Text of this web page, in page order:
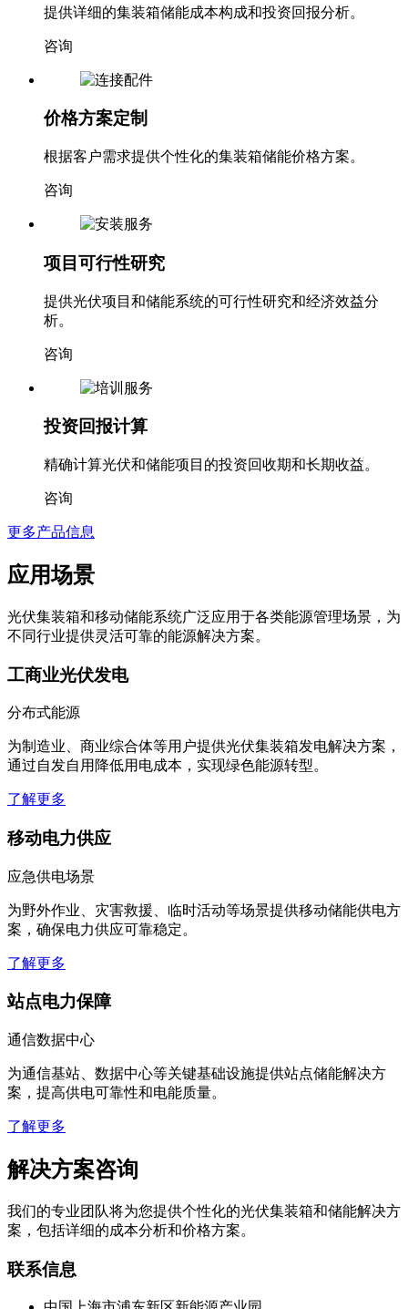
提供详细的集装箱储能成本构成和投资回报分析。
咨询
价格方案定制
根据客户需求提供个性化的集装箱储能价格方案。
咨询
项目可行性研究
提供光伏项目和储能系统的可行性研究和经济效益分
析。
咨询
投资回报计算
精确计算光伏和储能项目的投资回收期和长期收益。
咨询
更多产品信息
应用场景
光伏集装箱和移动储能系统广泛应用于各类能源管理场景，为
不同行业提供灵活可靠的能源解决方案。
工商业光伏发电
分布式能源
为制造业、商业综合体等用户提供光伏集装箱发电解决方案，
通过自发自用降低用电成本，实现绿色能源转型。
了解更多
移动电力供应
应急供电场景
为野外作业、灾害救援、临时活动等场景提供移动储能供电方
案，确保电力供应可靠稳定。
了解更多
站点电力保障
通信数据中心
为通信基站、数据中心等关键基础设施提供站点储能解决方
案，提高供电可靠性和电能质量。
了解更多
解决方案咨询
我们的专业团队将为您提供个性化的光伏集装箱和储能解决方
案，包括详细的成本分析和价格方案。
联系信息